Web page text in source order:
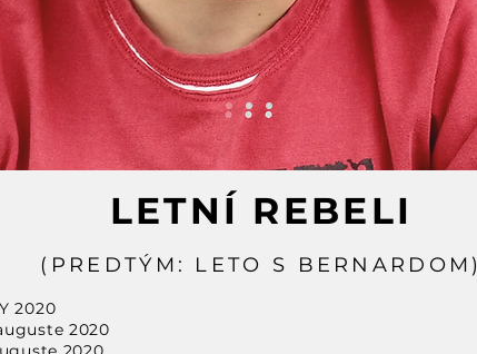
LETNÍ REBELI
(PREDTÝM: LETO S BERNARDOM)
2020
2020